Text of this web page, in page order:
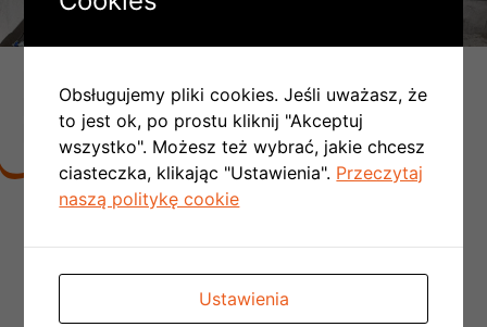
DLACZEGO LICZBA MONTAŻY
PC W POLSCE COROCZNIE SIĘ
PODWAJA:
kominów spalinowychi wentylacyjnych czyli
obniżamy koszt budowy domu
Nie musimy doprowadzać kosztowej instalacji
Obsługujemy pliki cookies. Jeśli uważasz, że
to jest ok, po prostu kliknij "Akceptuj
wszystko". Możesz też wybrać, jakie chcesz
ciasteczka, klikając "Ustawienia". Przeczytaj
naszą politykę cookie
Ustawienia